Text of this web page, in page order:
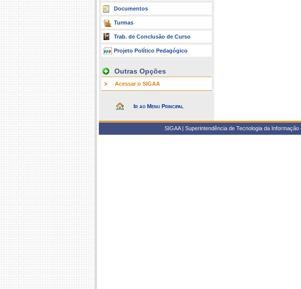
Documentos
Turmas
Trab. de Conclusão de Curso
Projeto Político Pedagógico
Outras Opções
Acessar o SIGAA
Ir ao Menu Principal
SIGAA | Superintendência de Tecnologia da